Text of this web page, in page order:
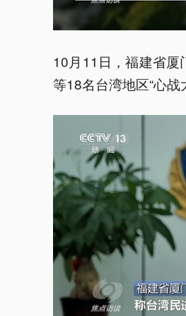
10月11日，福建省
等18名台湾地区“心战